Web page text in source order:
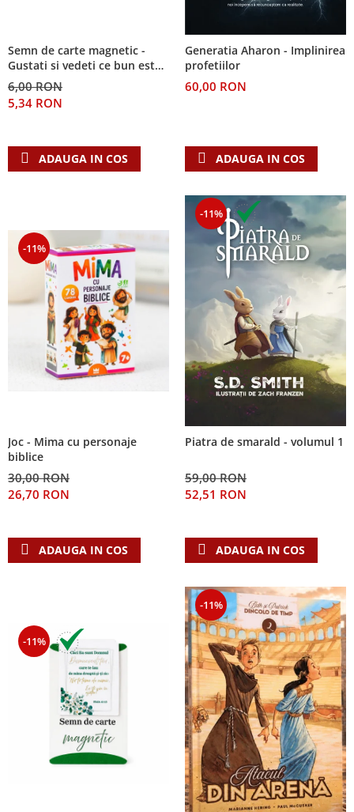
Semn de carte magnetic -
Gustati si vedeti ce bun este
Domnul!
6,00 RON
5,34 RON
ADAUGA IN COS
Generatia Aharon - Implinirea
profetiilor
60,00 RON
ADAUGA IN COS
-11%
Joc - Mima cu personaje
biblice
30,00 RON
26,70 RON
ADAUGA IN COS
-11%
Piatra de smarald - volumul 1
59,00 RON
52,51 RON
ADAUGA IN COS
-11%
-11%